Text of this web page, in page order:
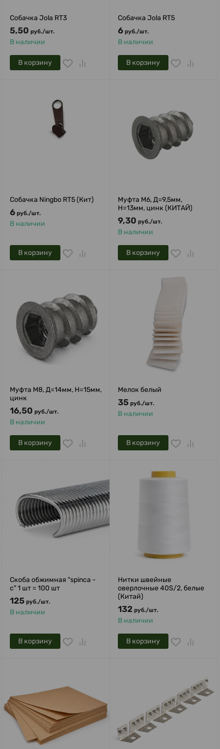
Собачка Jola RT3
5,50 руб./шт.
В наличии
В корзину
Собачка Jola RT5
6 руб./шт.
В наличии
В корзину
Собачка Ningbo RT5 (Кит)
6 руб./шт.
В наличии
В корзину
Муфта М6, Д=9,5мм,
Н=13мм, цинк (КИТАЙ)
9,30 руб./шт.
В наличии
В корзину
Муфта М8, Д=14мм, Н=15мм,
цинк
16,50 руб./шт.
В наличии
В корзину
Мелок белый
35 руб./шт.
В наличии
В корзину
Скоба обжимная "spinca -
с" 1 шт = 100 шт
125 руб./шт.
В наличии
В корзину
Нитки швейные
оверлочные 40S/2, белые
(Китай)
132 руб./шт.
В наличии
В корзину